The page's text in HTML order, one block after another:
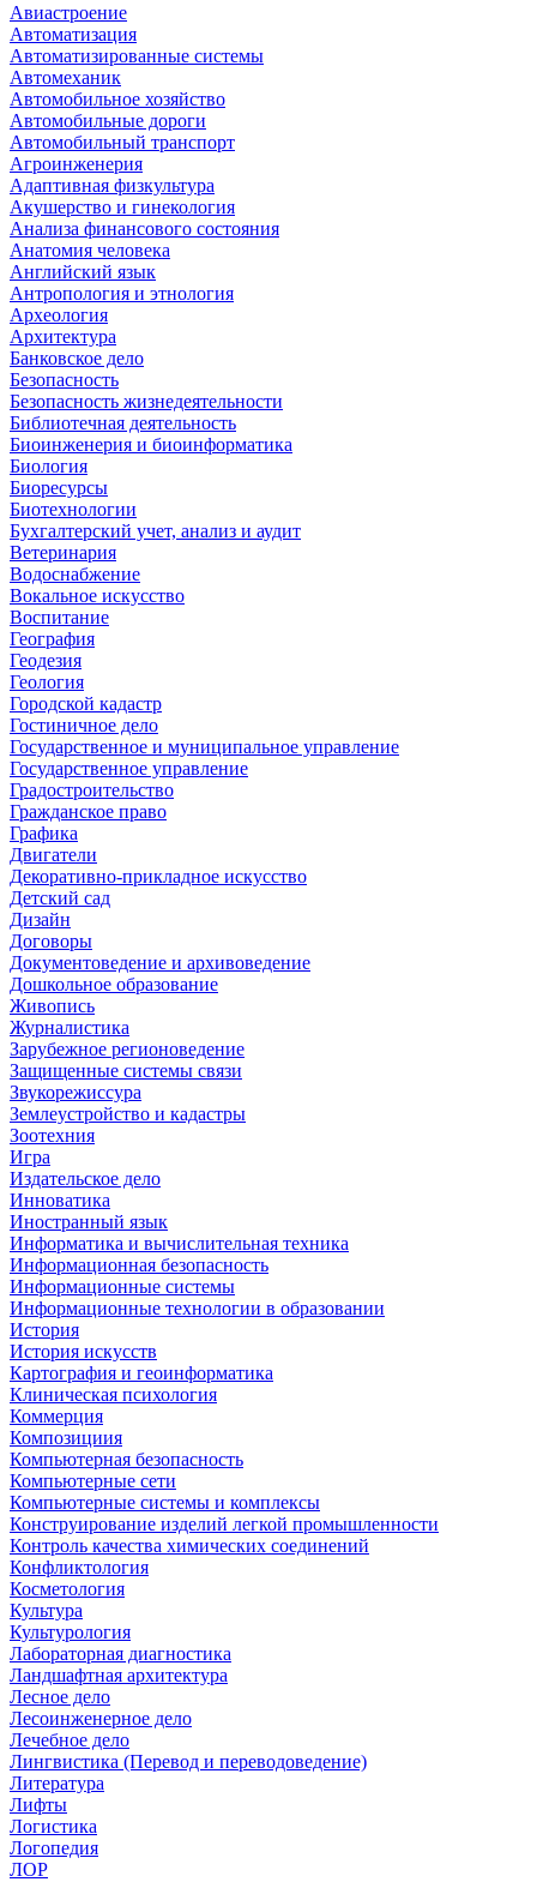
Авиастроение
Автоматизация
Автоматизированные системы
Автомеханик
Автомобильное хозяйство
Автомобильные дороги
Автомобильный транспорт
Агроинженерия
Адаптивная физкультура
Акушерство и гинекология
Анализа финансового состояния
Анатомия человека
Английский язык
Антропология и этнология
Археология
Архитектура
Банковское дело
Безопасность
Безопасность жизнедеятельности
Библиотечная деятельность
Биоинженерия и биоинформатика
Биология
Биоресурсы
Биотехнологии
Бухгалтерский учет, анализ и аудит
Ветеринария
Водоснабжение
Вокальное искусство
Воспитание
География
Геодезия
Геология
Городской кадастр
Гостиничное дело
Государственное и муниципальное управление
Государственное управление
Градостроительство
Гражданское право
Графика
Двигатели
Декоративно-прикладное искусство
Детский сад
Дизайн
Договоры
Документоведение и архивоведение
Дошкольное образование
Живопись
Журналистика
Зарубежное регионоведение
Защищенные системы связи
Звукорежиссура
Землеустройство и кадастры
Зоотехния
Игра
Издательское дело
Инноватика
Иностранный язык
Информатика и вычислительная техника
Информационная безопасность
Информационные системы
Информационные технологии в образовании
История
История искусств
Картография и геоинформатика
Клиническая психология
Коммерция
Композициия
Компьютерная безопасность
Компьютерные сети
Компьютерные системы и комплексы
Конструирование изделий легкой промышленности
Контроль качества химических соединений
Конфликтология
Косметология
Культура
Культурология
Лабораторная диагностика
Ландшафтная архитектура
Лесное дело
Лесоинженерное дело
Лечебное дело
Лингвистика (Перевод и переводоведение)
Литература
Лифты
Логистика
Логопедия
ЛОР